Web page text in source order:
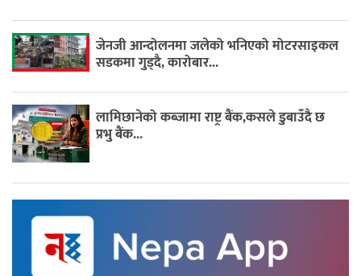
जेनजी आन्दोलनमा जलेको भनिएको मोटरसाइकल
सडकमा गुड्दै, कारोबार...
लामिछानेको कब्जामा राष्ट्र बैंक,कसले डुबाउँदै छ
प्रभु बैंक...